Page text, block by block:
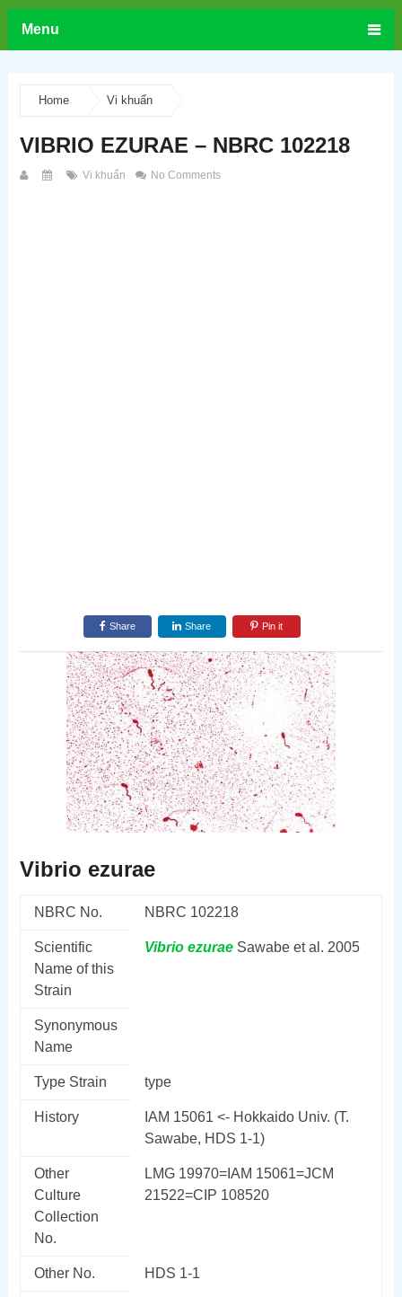
Menu
Home Vi khuẩn
VIBRIO EZURAE – NBRC 102218
Vi khuẩn No Comments
Share Share Pin it
Vibrio ezurae
NBRC No. NBRC 102218
Scientific
Name of this
Strain
Vibrio ezuraeSawabe et al. 2005
Synonymous
Name
Type Strain type
History
IAM 15061 <- Hokkaido Univ. (T.
Sawabe, HDS 1-1)
Other
Culture
Collection
No.
LMG 19970=IAM 15061=JCM
21522=CIP 108520
Other No. HDS 1-1